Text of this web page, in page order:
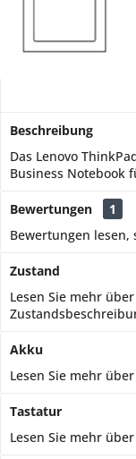
Beschreibung
Das Lenovo
Business Notebook
Bewertungen
1
Bewertungen
Zustand
Lesen Sie mehr
Akku
Lesen Sie mehr
Tastatur
Lesen Sie mehr